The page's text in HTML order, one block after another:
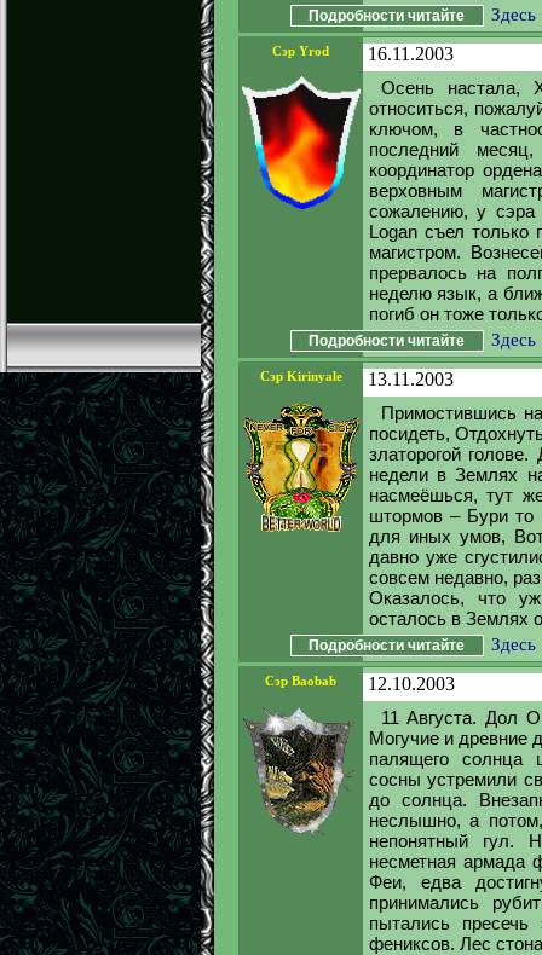
Подробности читайте Здесь
Сэр Yrod
16.11.2003
Осень настала,
относиться,
ключом, в
последний
координатор
верховным
сожалению, у
Logan съел только
магистром.
прервалось на
неделю язык, а
погиб он тоже
Подробности читайте Здесь
Сэр Kirinyale
13.11.2003
Примостившись
посидеть,
златорогой
недели в Землях
насмеёшься, тут
штормов – Бури то
для иных умов,
давно уже
совсем недавно,
Оказалось, что
осталось в Землях
Подробности читайте Здесь
Сэр Baobab
12.10.2003
11 Августа. Дол
Могучие и древние
палящего солнца
сосны устремили
до солнца.
неслышно, а
непонятный гул.
несметная армада
Феи, едва
принимались
пытались
фениксов. Лес